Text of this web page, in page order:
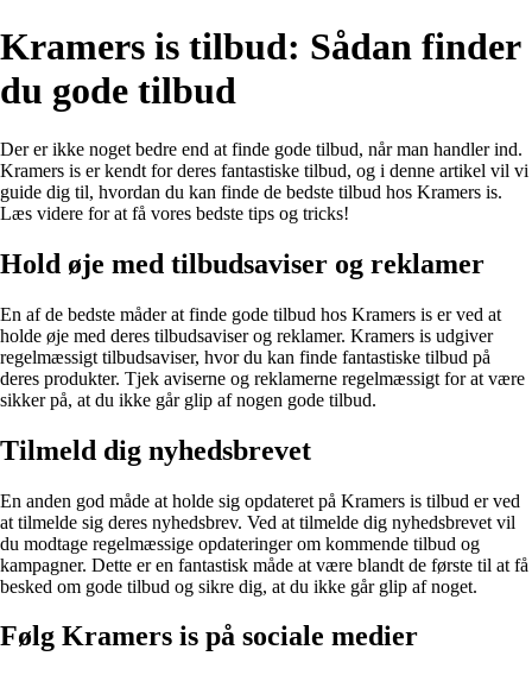
Kramers is tilbud: Sådan finder
du gode tilbud
Der er ikke noget bedre end at finde gode tilbud, når man handler ind.
Kramers is er kendt for deres fantastiske tilbud, og i denne artikel vil vi
guide dig til, hvordan du kan finde de bedste tilbud hos Kramers is.
Læs videre for at få vores bedste tips og tricks!
Hold øje med tilbudsaviser og reklamer
En af de bedste måder at finde gode tilbud hos Kramers is er ved at
holde øje med deres tilbudsaviser og reklamer. Kramers is udgiver
regelmæssigt tilbudsaviser, hvor du kan finde fantastiske tilbud på
deres produkter. Tjek aviserne og reklamerne regelmæssigt for at være
sikker på, at du ikke går glip af nogen gode tilbud.
Tilmeld dig nyhedsbrevet
En anden god måde at holde sig opdateret på Kramers is tilbud er ved
at tilmelde sig deres nyhedsbrev. Ved at tilmelde dig nyhedsbrevet vil
du modtage regelmæssige opdateringer om kommende tilbud og
kampagner. Dette er en fantastisk måde at være blandt de første til at få
besked om gode tilbud og sikre dig, at du ikke går glip af noget.
Følg Kramers is på sociale medier